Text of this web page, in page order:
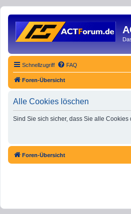
Schnellzugriff FAQ
Foren-Übersicht
Alle Cookies löschen
Sind Sie sich sicher, dass Sie alle
Foren-Übersicht